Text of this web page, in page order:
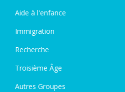
Aide à l'enfance
Immigration
Recherche
Troisième Âge
Autres Groupes